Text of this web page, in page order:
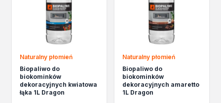
Izolacje i impregnaty budowlane
Folie w płynie
Impregnaty specjalistyczne
Impregnaty do drewna konstrukcyjnego
Grunty
Środki bioochronne
Masy szpachlowe budowlane
Środki czyszczące
Naturalny płomień
Biopaliwo do
biokominków
dekoracyjnych kwiatowa
łąka 1L Dragon
Naturalny płomień
Biopaliwo do
biokominków
dekoracyjnych amaretto
1L Dragon